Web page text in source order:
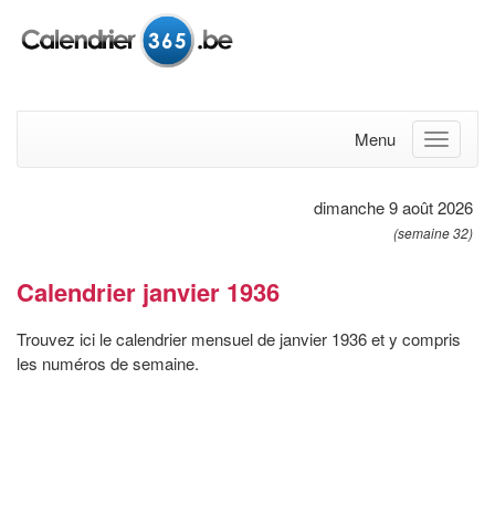
Menu
dimanche 9 août 2026
(semaine 32)
Calendrier janvier 1936
Trouvez ici le calendrier mensuel de janvier 1936 et y compris
les numéros de semaine.